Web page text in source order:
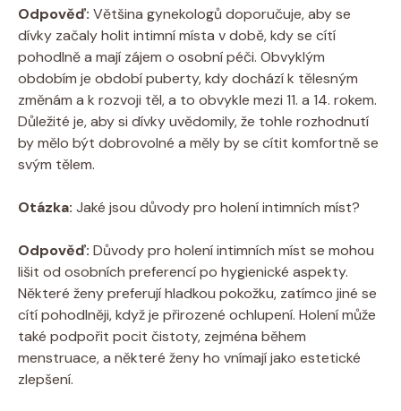
Odpověď: Většina gynekologů doporučuje, aby se
dívky začaly holit intimní místa v době, kdy se cítí
pohodlně a mají zájem o osobní péči. Obvyklým
obdobím je období puberty, kdy dochází k tělesným
změnám a k rozvoji těl, a to obvykle mezi 11. a 14. rokem.
Důležité je, aby si dívky uvědomily, že tohle rozhodnutí
by mělo být dobrovolné a měly by se cítit komfortně se
svým tělem.
Otázka: Jaké jsou důvody pro holení intimních míst?
Odpověď: Důvody pro holení intimních míst se mohou
lišit od osobních preferencí po hygienické aspekty.
Některé ženy preferují hladkou pokožku, zatímco jiné se
cítí pohodlněji, když je přirozené ochlupení. Holení může
také podpořit pocit čistoty, zejména během
menstruace, a některé ženy ho vnímají jako estetické
zlepšení.